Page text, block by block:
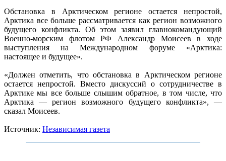
Обстановка в Арктическом регионе остается непростой,
Арктика все больше рассматривается как регион возможного
будущего конфликта. Об этом заявил главнокомандующий
Военно-морским флотом РФ Александр Моисеев в ходе
выступления на Международном форуме «Арктика:
настоящее и будущее».
«Должен отметить, что обстановка в Арктическом регионе
остается непростой. Вместо дискуссий о сотрудничестве в
Арктике мы все больше слышим обратное, в том числе, что
Арктика — регион возможного будущего конфликта», —
сказал Моисеев.
Источник: Независимая газета